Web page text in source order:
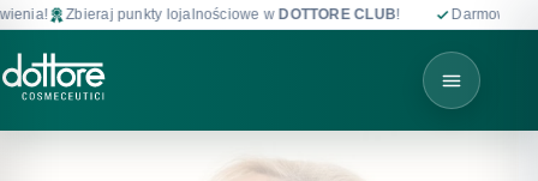
punkty lojalnościowe wDOTTORE CLUB! Darmowa dostawa od